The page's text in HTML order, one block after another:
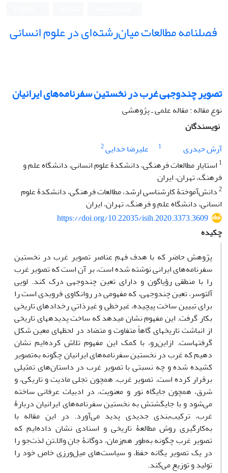
فصلنامه مطالعات میان‌رشته‌ای در علوم انسانی
تصویر چندوجهی غرب در نخستین سفرنامه‌های ایرانیان
نوع مقاله : مقاله علمی ـ پژوهشی
نویسندگان
آرش حیدری
1 علیرضا خدایی2
1 استایار مطالعات فرهنگی، دانشکدۀ علوم انسانی، دانشگاه علم و
فرهنگ، تهران، ایران
2دانش‌آموختۀ کارشناسی ارشد، مطالعات فرهنگی، دانشکدۀ علوم
انسانی، دانشگاه علم و فرهنگ، تهران، ایران
https://doi.org/10.22035/isih.2020.3373.3609
چکیده
پژوهش حاضر که با هدف فهمِ عناصر تصویر غرب در نخستین
سفرنامه‌های ایرانی نوشته شده است، بر آن است که تصویر غرب
را با منطقی رؤیاگون و دارای تعین چندوجهی درک کند. لویی
آلتوسر، تعین چندوجهی، که مفهومی در روانکاوی فرویدی است را
برای تبیین ساخت پیچیده، غیرخطی و غیرذاتیِ رخدادهای تاریخی
بکار گرفت. این مفهوم نشان می­دهد که ساخت پدیده­های تاریخی
از انباشت تاریخ­های گاهاً متفاوت و متضاد در لحظه­ای معین شکل
گرفته­است. ازاین‌رو، با کمک این مفهوم تلاش کرده‌ایم نشان
دهیم که غرب در نخستین سفرنامه‌های ایرانیان چگونه به‌تصویر
کشیده شده و چه نسبتی با تصویر غرب در داستان‌های تمثیلی
برقرار کرده است. تصویر غرب، همچون تجلی مادیت و تاریکی، و
شرق، همچون جایگاه نور و معنویت، در ادبیات عرفانی ساخته
می‌شود و با جایگشتش به نخستین سفرنامه‌های ایرانیان دربارۀ
غرب، ترکیب‌بندی جدیدی پدید می‌آورد. در این مقاله با
به‌کارگیری روش مطالعۀ تاریخی و اسنادی نشان داده‌ایم که
تصویر غرب چگونه به‌طور هم‌زمان، دوگانۀ جانِ والا‌ـ‌تنِ لذت‌جو را
در یک تصویر یگانه حفظ، و سیاست‌های میل‌ورزی خاص خود را
تولید و توزیع می‌کند.